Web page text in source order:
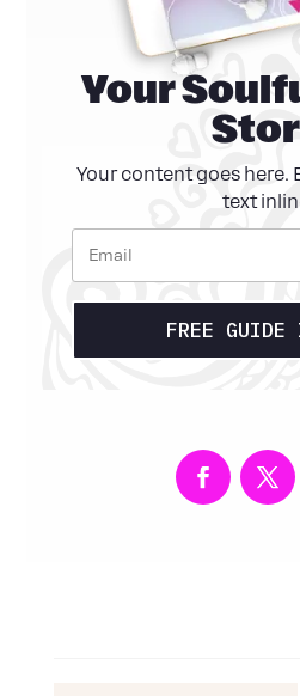
Your
Your content goes here.
text
FREE GUIDE